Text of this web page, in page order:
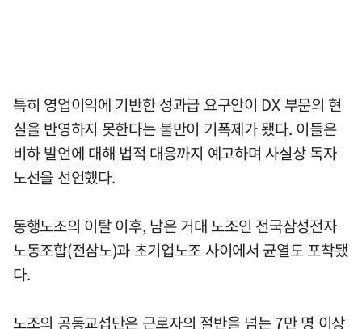
특히 영업이익에 기반한 성과급 요구안이 DX 부문의 현
실을 반영하지 못한다는 불만이 기폭제가 됐다. 이들은
비하 발언에 대해 법적 대응까지 예고하며 사실상 독자
노선을 선언했다.
동행노조의 이탈 이후, 남은 거대 노조인 전국삼성전자
노동조합(전삼노)과 초기업노조 사이에서 균열도 포착됐
다.
노조의 공동교섭단은 근로자의 절반을 넘는 7만 명 이상